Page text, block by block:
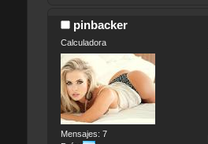
pinbacker
Calculadora
Mensajes: 7